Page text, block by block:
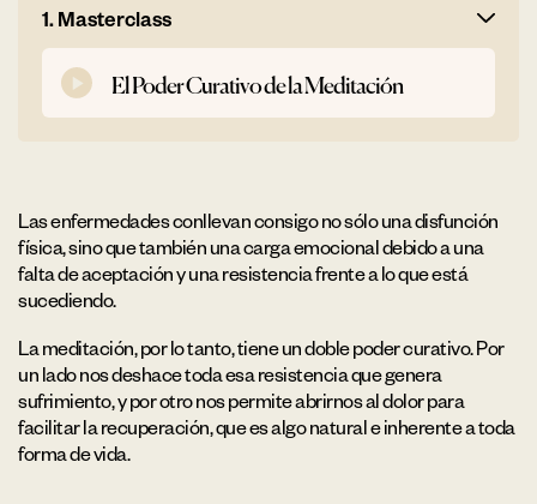
1. Masterclass
El Poder Curativo de la Meditación
Las enfermedades conllevan consigo no sólo una disfunción
física, sino que también una carga emocional debido a una
falta de aceptación y una resistencia frente a lo que está
sucediendo.
La meditación, por lo tanto, tiene un doble poder curativo. Por
un lado nos deshace toda esa resistencia que genera
sufrimiento, y por otro nos permite abrirnos al dolor para
facilitar la recuperación, que es algo natural e inherente a toda
forma de vida.